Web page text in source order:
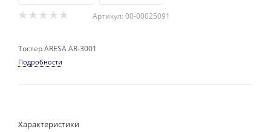
Артикул: 00-00025091
Тостер ARESA AR-3001
Подробности
Характеристики